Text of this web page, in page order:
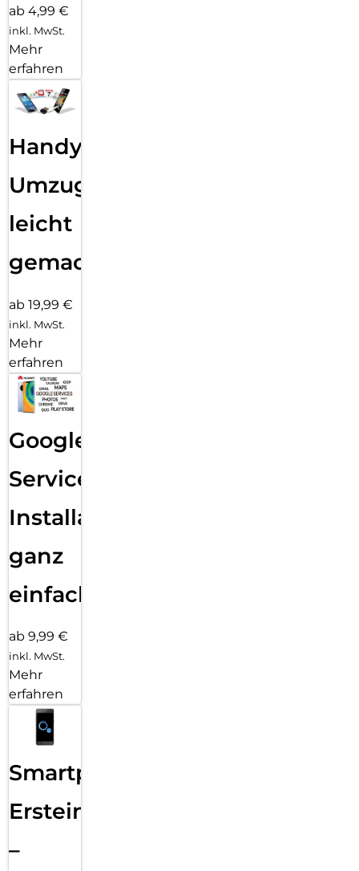
ab 4,99 €
inkl. MwSt.
Mehr
erfahren
Handy
Umzug
leicht
gemacht!
ab 19,99 €
inkl. MwSt.
Mehr
erfahren
Google
Services
Installation
ganz
einfach
ab 9,99 €
inkl. MwSt.
Mehr
erfahren
Smartphone
Ersteinrichtung
–